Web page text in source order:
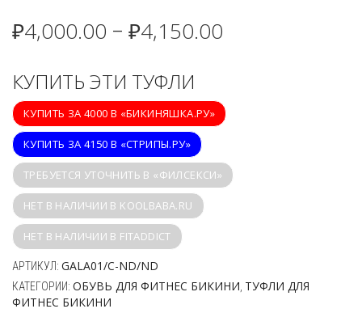
₽4,000.00 – ₽4,150.00
КУПИТЬ ЭТИ ТУФЛИ
КУПИТЬ ЗА 4000 В «БИКИНЯШКА.РУ»
КУПИТЬ ЗА 4150 В «СТРИПЫ.РУ»
ТРЕБУЕТСЯ УТОЧНИТЬ В «ФИЛСЕКСИ»
НЕТ В НАЛИЧИИ В KOOLBABA.RU
НЕТ В НАЛИЧИИ В FITADDICT
АРТИКУЛ: GALA01/C-ND/ND
КАТЕГОРИИ: ОБУВЬ ДЛЯ ФИТНЕС БИКИНИ ТУФЛИ ДЛЯ
ФИТНЕС БИКИНИ